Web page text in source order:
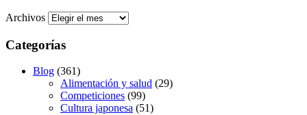
Archivos
Categorías
Blog (361)
Alimentación y salud (29)
Competiciones (99)
Cultura japonesa (51)